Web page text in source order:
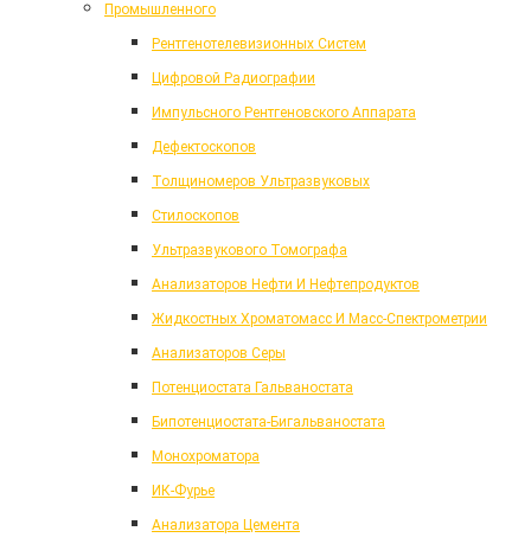
Промышленного
Рентгенотелевизионных Систем
Цифровой Радиографии
Импульсного Рентгеновского Аппарата
Дефектоскопов
Толщиномеров Ультразвуковых
Стилоскопов
Ультразвукового Томографа
Анализаторов Нефти И Нефтепродуктов
Жидкостных Хроматомасс И Масс-Спектрометрии
Анализаторов Серы
Потенциостата Гальваностата
Бипотенциостата-Бигальваностата
Монохроматора
ИК-Фурье
Анализатора Цемента